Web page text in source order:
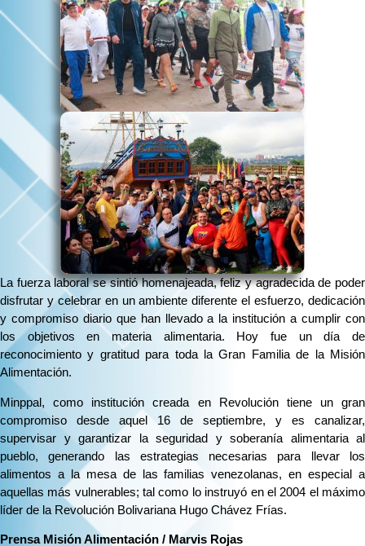
La fuerza laboral se sintió homenajeada, feliz y agradecida de poder
disfrutar y celebrar en un ambiente diferente el esfuerzo, dedicación
y compromiso diario que han llevado a la institución a cumplir con
los objetivos en materia alimentaria. Hoy fue un día de
reconocimiento y gratitud para toda la Gran Familia de la Misión
Alimentación.
Minppal, como institución creada en Revolución tiene un gran
compromiso desde aquel 16 de septiembre, y es canalizar,
supervisar y garantizar la seguridad y soberanía alimentaria al
pueblo, generando las estrategias necesarias para llevar los
alimentos a la mesa de las familias venezolanas, en especial a
aquellas más vulnerables; tal como lo instruyó en el 2004 el máximo
líder de la Revolución Bolivariana Hugo Chávez Frías.
Prensa Misión Alimentación / Marvis Rojas